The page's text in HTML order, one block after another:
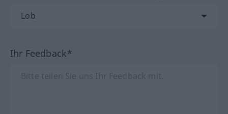
Ihr Feedback*